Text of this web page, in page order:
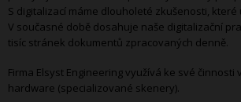
S digitalizací máme dlouholeté zkušenosti,
V současné době dosahuje naše digitalizační
tisíc stránek dokumentů zpracovaných denně.
Firma Elsyst Engineering využívá ke své
hardware (specializované skenery).